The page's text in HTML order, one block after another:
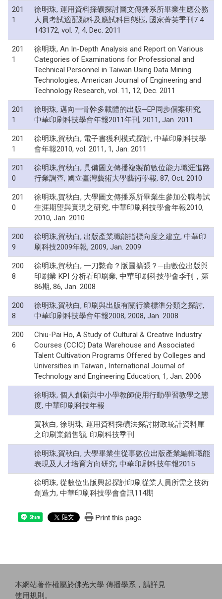
201
1
徐明珠, 運用資料採礦探討圖文傳播系所畢業生應公務
人員考試適配類科及應試科目態樣, 國家菁英季刊7 4
143172, vol. 7, 4, Dec. 2011
201
1
徐明珠, An In-Depth Analysis and Report on Various
Categories of Examinations for Professional and
Technical Personnel in Taiwan Using Data Mining
Technologies, American Journal of Engineering and
Technology Research, vol. 11, 12, Dec. 2011
201
1
徐明珠, 邁向一骨幹多載體的出版─EP同步個案研究,
中華印刷科技學會年報2011年刊, 2011, Jan. 2011
201
1
徐明珠,賀秋白, 電子書獲利模式探討, 中華印刷科技學
會年報2010, vol. 2011, 1, Jan. 2011
201
0
徐明珠,賀秋白, 具備圖文傳播複製前數位能力職涯進路
行業調查, 國立臺灣藝術大學藝術學報, 87, Oct. 2010
201
0
徐明珠,賀秋白, 大學圖文傳播系所畢業生參加公職考試
生涯期望與實現之研究, 中華印刷科技學會年報2010,
2010, Jan. 2010
200
9
徐明珠,賀秋白, 出版產業職能指標向度之建立, 中華印
刷科技2009年報, 2009, Jan. 2009
200
8
徐明珠,賀秋白, 一刀斃命？版圖擴張？─由數位出版與
印刷業 KPI 分析看印刷業, 中華印刷科技學會季刊，第
86期, 86, Jan. 2008
200
8
徐明珠,賀秋白, 印刷與出版有關行業標準分類之探討,
中華印刷科技學會年報2008, 2008, Jan. 2008
200
6
Chiu-Pai Ho, A Study of Cultural & Creative Industry
Courses (CCIC) Data Warehouse and Associated
Talent Cultivation Programs Offered by Colleges and
Universities in Taiwan., International Journal of
Technology and Engineering Education, 1, Jan. 2006
徐明珠, 個人創新與中小學教師使用行動學習教學之態
度, 中華印刷科技年報
賀秋白, 徐明珠, 運用資料採礦法探討財政統計資料庫
之印刷業銷售額, 印刷科技季刊
徐明珠,賀秋白, 大學畢業生從事數位出版產業編輯職能
表現及人才培育方向研究, 中華印刷科技年報2015
徐明珠, 從數位出版興起探討印刷從業人員所需之技術
創造力, 中華印刷科技學會會訊114期
Share Print this page
本網站著作權屬於佛光大學 傳播學系，請詳見
使用規則。